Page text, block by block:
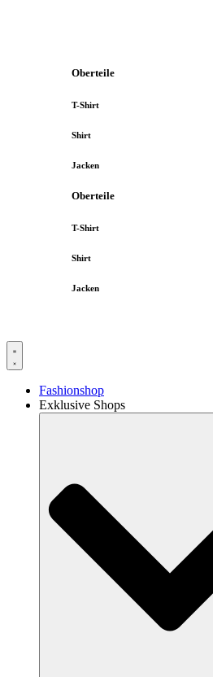
Oberteile
T-Shirt
Shirt
Jacken
Oberteile
T-Shirt
Shirt
Jacken
Fashionshop
Exklusive Shops